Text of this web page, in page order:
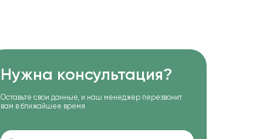
Нужна консультация?
Оставьте свои данные, и наш менеджер перезвонит
вам в ближайшее время